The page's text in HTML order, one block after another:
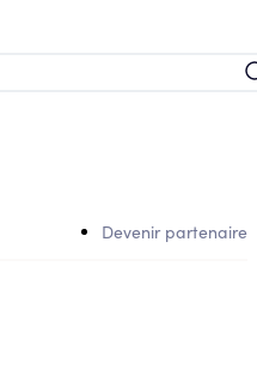
Devenir partenaire